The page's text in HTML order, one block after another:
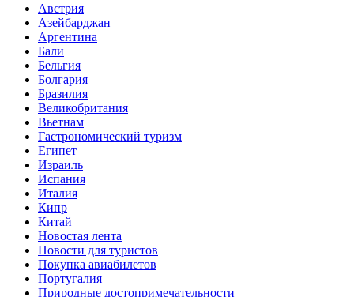
Австрия
Азейбарджан
Аргентина
Бали
Бельгия
Болгария
Бразилия
Великобритания
Вьетнам
Гастрономический туризм
Египет
Израиль
Испания
Италия
Кипр
Китай
Новостая лента
Новости для туристов
Покупка авиабилетов
Португалия
Природные достопримечательности